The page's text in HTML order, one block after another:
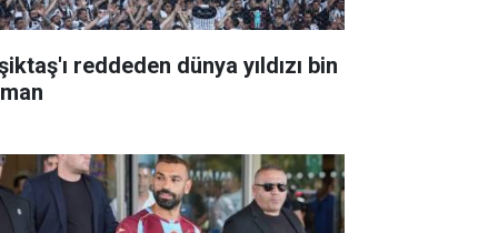
reddeden dünya yıldızı bin